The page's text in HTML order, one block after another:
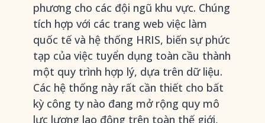
phương cho các đội ngũ khu vực. Chúng
tích hợp với các trang web việc làm
quốc tế và hệ thống HRIS, biến sự phức
tạp của việc tuyển dụng toàn cầu thành
một quy trình hợp lý, dựa trên dữ liệu.
Các hệ thống này rất cần thiết cho bất
kỳ công ty nào đang mở rộng quy mô
lực lượng lao động trên toàn thế giới,